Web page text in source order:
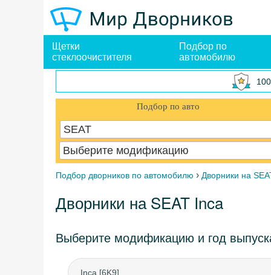
Щетки
стеклоочистителя
Подбор по
автомобилю
Подбор по авто
SEAT
Выберите модификацию
Подбор дворников по автомобилю › Дворники на
Дворники на SEAT Inca
Выберите модификацию и год
Inca [6K9]